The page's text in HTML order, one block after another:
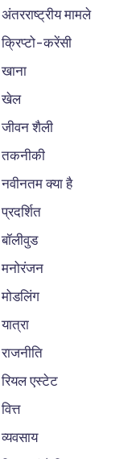
अंतरराष्ट्रीय मामले
क्रिप्टो-करेंसी
खाना
खेल
जीवन शैली
तकनीकी
नवीनतम क्या है
प्रदर्शित
बॉलीवुड
मनोरंजन
मोडलिंग
यात्रा
राजनीति
रियल एस्टेट
वित्त
व्यवसाय